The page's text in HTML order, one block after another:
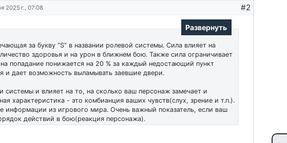
2025 г., 07:08 #2
Развернуть
за букву “S” в названии ролевой системы. Сила влияет на
здоровья и на урон в ближнем бою. Также сила ограничивает
попадание понижается на 20 % за каждый недостающий пункт
и дает возможность выламывать заевшие двери.
системы и влияет на то, на сколько ваш персонаж замечает и
характеристика - это комбианция ваших чувств(слух, зрение и т.п.).
информации из игрового мира. Очень важный показатель, если ваш
действий в бою(реакция персонажа).